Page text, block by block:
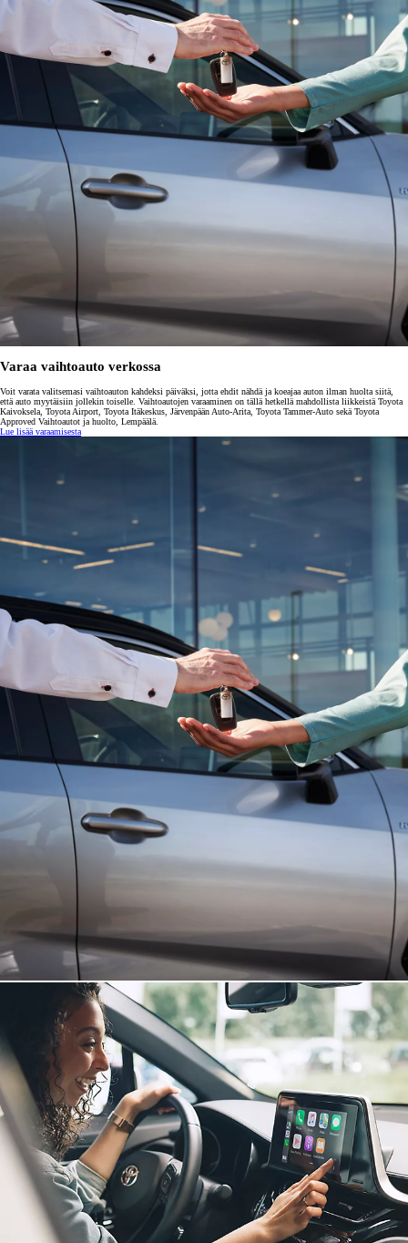
Varaa vaihtoauto verkossa
Voit varata valitsemasi vaihtoauton kahdeksi päiväksi, jotta ehdit nähdä ja koeajaa auton ilman huolta siitä,
että auto myytäisiin jollekin toiselle. Vaihtoautojen varaaminen on tällä hetkellä mahdollista liikkeistä Toyota
Kaivoksela, Toyota Airport, Toyota Itäkeskus, Järvenpään Auto-Arita, Toyota Tammer-Auto sekä Toyota
Approved Vaihtoautot ja huolto, Lempäälä.
Lue lisää varaamisesta